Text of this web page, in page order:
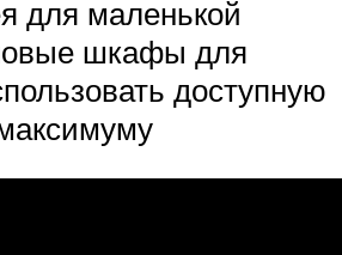
для маленькой
шкафы для
доступную